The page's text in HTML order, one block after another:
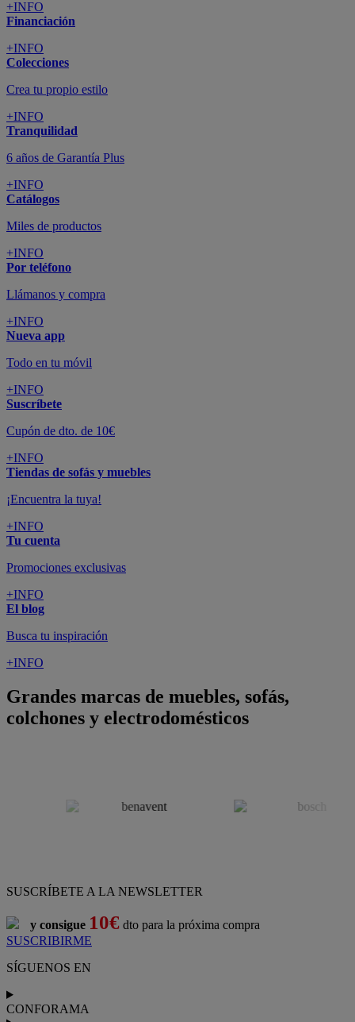
+INFO
Financiación
+INFO
Colecciones
Crea tu propio estilo
+INFO
Tranquilidad
6 años de Garantía Plus
+INFO
Catálogos
Miles de productos
+INFO
Por teléfono
Llámanos y compra
+INFO
Nueva app
Todo en tu móvil
+INFO
Suscríbete
Cupón de dto. de 10€
+INFO
Tiendas de sofás y muebles
¡Encuentra la tuya!
+INFO
Tu cuenta
Promociones exclusivas
+INFO
El blog
Busca tu inspiración
+INFO
Grandes marcas de muebles, sofás,
colchones y electrodomésticos
SUSCRÍBETE A LA NEWSLETTER
y consigue 10€ dto para la próxima compra
SUSCRIBIRME
SÍGUENOS EN
CONFORAMA